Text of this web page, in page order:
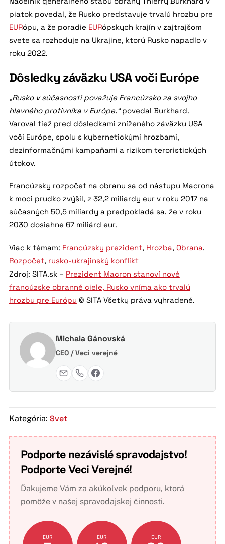
piatok povedal, že Rusko predstavuje trvalú hrozbu pre
EURópu, a že poradie EURópskych krajín v zajtrajšom
svete sa rozhoduje na Ukrajine, ktorú Rusko napadlo v
roku 2022.
Dôsledky záväzku USA voči Európe
„Rusko v súčasnosti považuje Francúzsko za svojho
hlavného protivníka v Európe.“povedal Burkhard.
Varoval tiež pred dôsledkami zníženého záväzku USA
voči Európe, spolu s kybernetickými hrozbami,
dezinformačnými kampaňami a rizikom teroristických
útokov.
Francúzsky rozpočet na obranu sa od nástupu Macrona
k moci prudko zvýšil, z 32,2 miliardy eur v roku 2017 na
súčasných 50,5 miliardy a predpokladá sa, že v roku
2030 dosiahne 67 miliárd eur.
Viac k témam: Francúzsky prezident, Hrozba, Obrana,
Rozpočet, rusko-ukrajinský konflikt
Zdroj: SITA.sk – Prezident Macron stanoví nové
francúzske obranné ciele, Rusko vníma ako trvalú
hrozbu pre Európu © SITA Všetky práva vyhradené.
Michala Gánovská
CEO / Veci verejné
Kategória: Svet
Podporte nezávislé spravodajstvo!
Podporte Veci Verejné!
Ďakujeme Vám za akúkoľvek podporu, ktorá
pomôže v našej spravodajskej činnosti.
EUR EUR EUR